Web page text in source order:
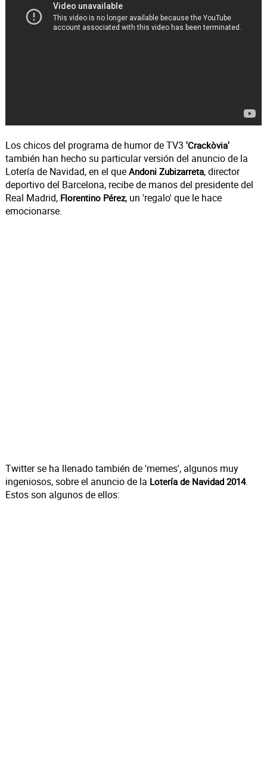
Los chicos del programa de humor de TV3 'Crackòvia'
también han hecho su particular versión del anuncio de la
Lotería de Navidad, en el que Andoni Zubizarreta, director
deportivo del Barcelona, recibe de manos del presidente del
Real Madrid, Florentino Pérez, un 'regalo' que le hace
emocionarse.
Twitter se ha llenado también de 'memes', algunos muy
ingeniosos, sobre el anuncio de la Lotería de Navidad 2014.
Estos son algunos de ellos: